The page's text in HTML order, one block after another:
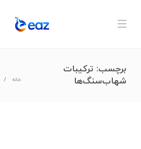
برچسب: ترکیبات
شهاب‌سنگ‌ها
خانه